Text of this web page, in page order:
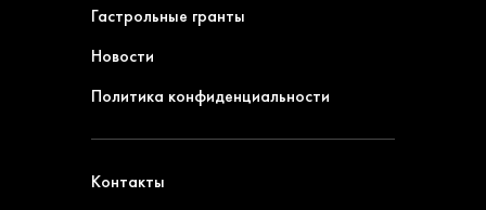
Гастрольные гранты
Новости
Политика конфиденциальности
Контакты